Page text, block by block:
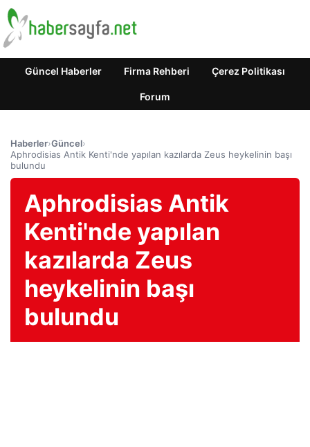
Güncel Haberler Firma Rehberi Çerez Politikası
Forum
Haberler›Güncel›
Aphrodisias Antik Kenti'nde yapılan kazılarda Zeus heykelinin başı
bulundu
Aphrodisias Antik
Kenti'nde yapılan
kazılarda Zeus
heykelinin başı
bulundu